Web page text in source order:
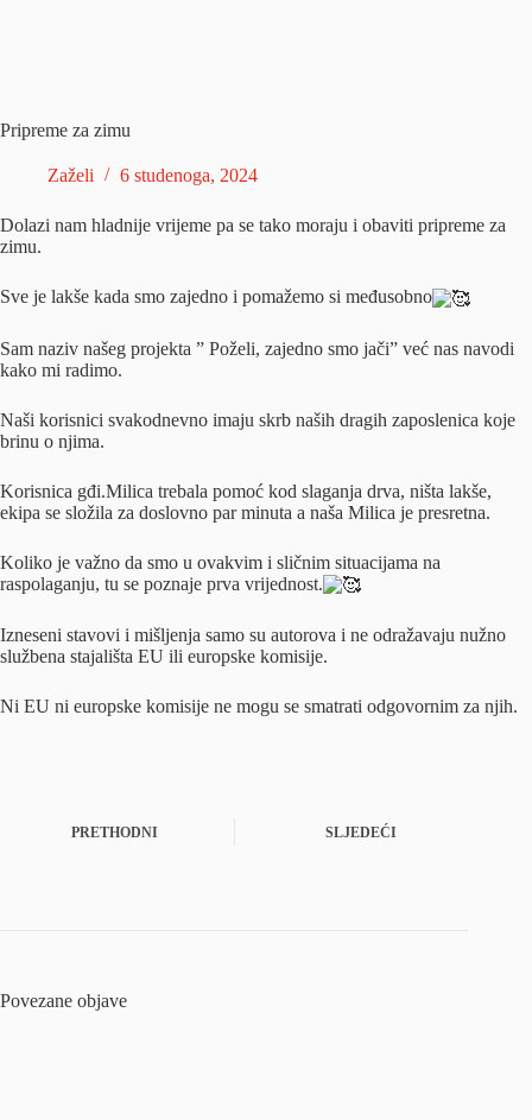
Pripreme za zimu
Zaželi 6 studenoga, 2024
Dolazi nam hladnije vrijeme pa se tako moraju i obaviti pripreme za
zimu.
Sve je lakše kada smo zajedno i pomažemo si međusobno
Sam naziv našeg projekta ” Poželi, zajedno smo jači” već nas navodi
kako mi radimo.
Naši korisnici svakodnevno imaju skrb naših dragih zaposlenica koje
brinu o njima.
Korisnica gđi.Milica trebala pomoć kod slaganja drva, ništa lakše,
ekipa se složila za doslovno par minuta a naša Milica je presretna.
Koliko je važno da smo u ovakvim i sličnim situacijama na
raspolaganju, tu se poznaje prva vrijednost.
Izneseni stavovi i mišljenja samo su autorova i ne odražavaju nužno
službena stajališta EU ili europske komisije.
Ni EU ni europske komisije ne mogu se smatrati odgovornim za njih.
PRETHODNI SLJEDEĆI
Povezane objave